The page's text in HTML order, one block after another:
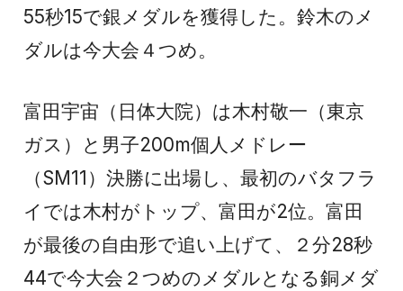
55秒15で銀メダルを獲得した。鈴木のメ
ダルは今大会４つめ。
富田宇宙（日体大院）は木村敬一（東京
ガス）と男子200m個人メドレー
（SM11）決勝に出場し、最初のバタフラ
イでは木村がトップ、富田が2位。富田
が最後の自由形で追い上げて、２分28秒
44で今大会２つめのメダルとなる銅メダ